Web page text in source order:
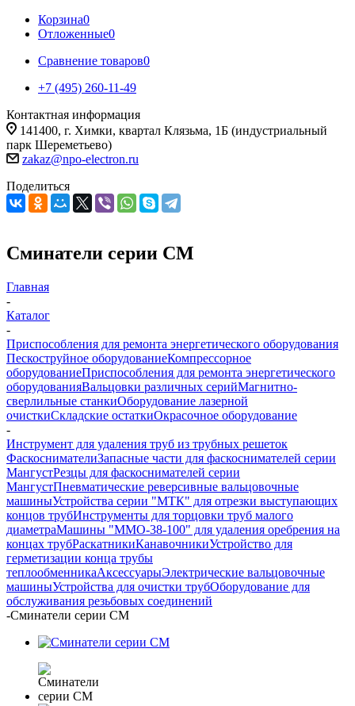
Корзина0
Отложенные0
Сравнение товаров0
+7 (495) 260-11-49
Контактная информация
141400, г. Химки, квартал Клязьма, 1Б (индустриальный
парк Шереметьево)
zakaz@npo-electron.ru
Поделиться
Сминатели серии СМ
Главная
-
Каталог
-
Приспособления для ремонта энергетического оборудования
Пескоструйное оборудованиеКомпрессорное
оборудованиеПриспособления для ремонта энергетического
оборудованияВальцовки различных серийМагнитно-
сверлильные станкиОборудование лазерной
очисткиСкладские остаткиОкрасочное оборудование
-
Инструмент для удаления труб из трубных решеток
ФаскоснимателиЗапасные части для фаскоснимателей серии
МангустРезцы для фаскоснимателей серии
МангустПневматические реверсивные вальцовочные
машиныУстройства серии "МТК" для отрезки выступающих
концов трубИнструменты для торцовки труб малого
диаметраМашины "ММО-38-100" для удаления оребрения на
концах трубРаскатникиКанавочникиУстройство для
герметизации конца трубы
теплообменникаАксессуарыЭлектрические вальцовочные
машиныУстройства для очистки трубОборудование для
обслуживания резьбовых соединений
-Сминатели серии СМ